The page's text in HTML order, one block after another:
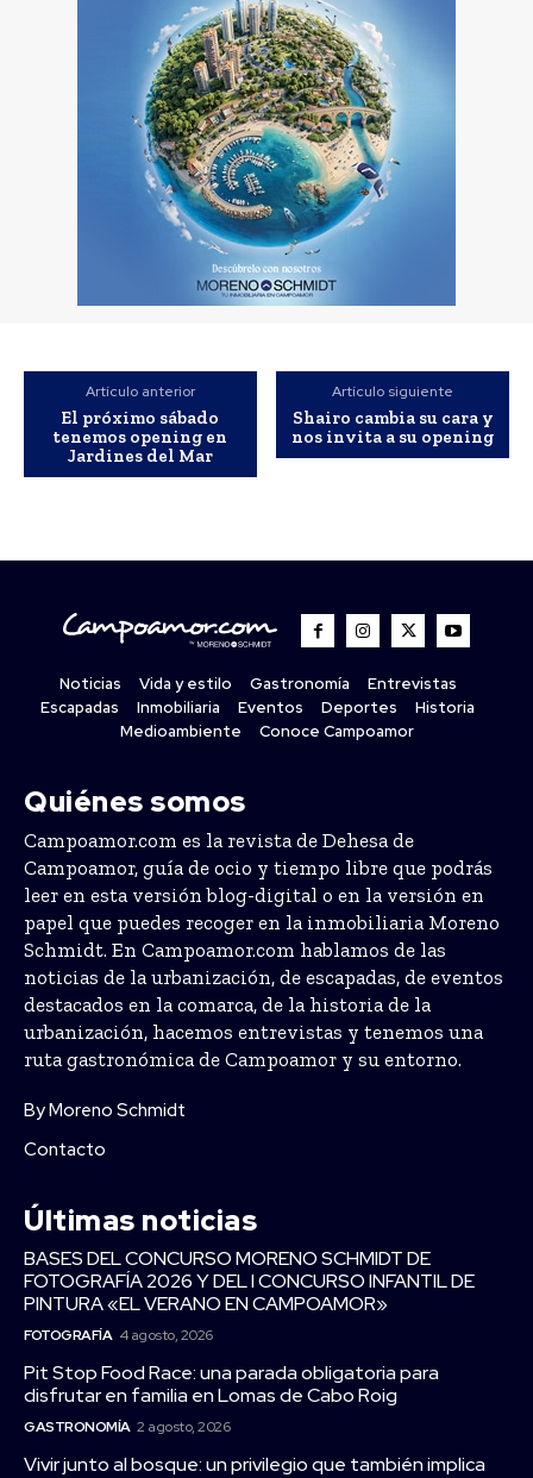
Artículo anterior
El próximo sábado
tenemos opening en
Jardines del Mar
Artículo siguiente
Shairo cambia su cara y
nos invita a su opening
Noticias Vida y estilo Gastronomía
Entrevistas
Escapadas
Inmobiliaria Eventos Deportes
Historia
Medioambiente
Conoce Campoamor
Quiénes somos
Campoamor.com es la revista de Dehesa de
Campoamor, guía de ocio y tiempo libre que podrás
leer en esta versión blog-digital o en la versión en
papel que puedes recoger en la inmobiliaria Moreno
Schmidt. En Campoamor.com hablamos de las
noticias de la urbanización, de escapadas, de eventos
destacados en la comarca, de la historia de la
urbanización, hacemos entrevistas y tenemos una
ruta gastronómica de Campoamor y su entorno.
By Moreno Schmidt
Contacto
Últimas noticias
BASES DEL CONCURSO MORENO SCHMIDT DE
FOTOGRAFÍA 2026 Y DEL I CONCURSO INFANTIL DE
PINTURA «EL VERANO EN CAMPOAMOR»
FOTOGRAFÍA 4 agosto, 2026
Pit Stop Food Race: una parada obligatoria para
disfrutar en familia en Lomas de Cabo Roig
GASTRONOMÍA 2 agosto, 2026
Vivir junto al bosque: un privilegio que también implica